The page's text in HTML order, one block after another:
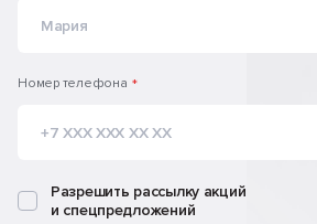
Номер телефона *
Разрешить рассылку акций
и спецпредложений